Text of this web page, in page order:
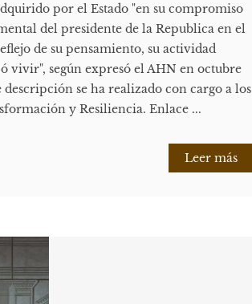
por el Estado "en su compromiso
del presidente de la Republica en el
de su pensamiento, su actividad
vivir", según expresó el AHN en octubre
se ha realizado con cargo a los
y Resiliencia. Enlace ...
Leer más